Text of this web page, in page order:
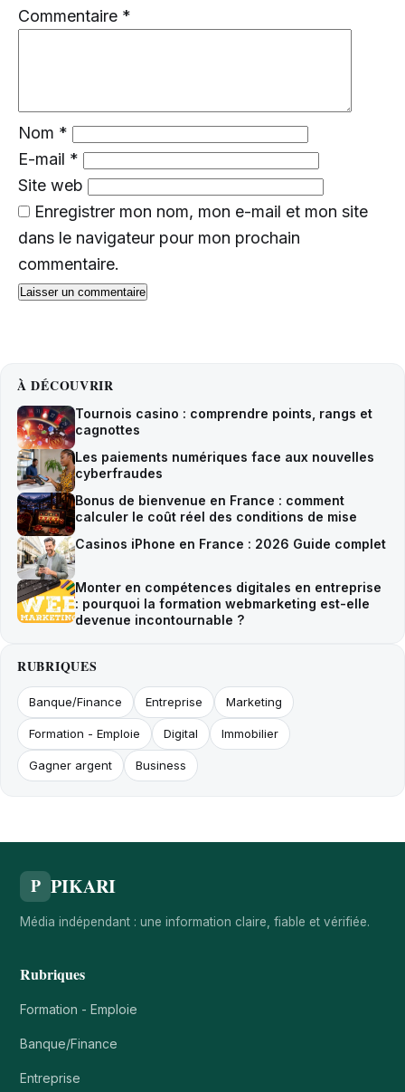
Commentaire *
Nom *
E-mail *
Site web
Enregistrer mon nom, mon e-mail et mon site
dans le navigateur pour mon prochain
commentaire.
À DÉCOUVRIR
Tournois casino : comprendre points, rangs et
cagnottes
Les paiements numériques face aux nouvelles
cyberfraudes
Bonus de bienvenue en France : comment
calculer le coût réel des conditions de mise
Casinos iPhone en France : 2026 Guide complet
Monter en compétences digitales en entreprise
: pourquoi la formation webmarketing est-elle
devenue incontournable ?
RUBRIQUES
Banque/Finance Entreprise Marketing
Formation - Emploie Digital Immobilier
Gagner argent Business
P PIKARI
Média indépendant : une information claire, fiable et vérifiée.
Rubriques
Formation - Emploie
Banque/Finance
Entreprise